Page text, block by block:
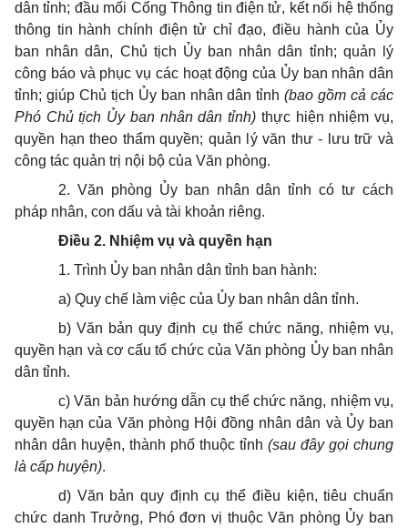
dân tỉnh; đầu mối Cổng Thông tin điện tử, kết nối hệ thống
thông tin hành chính điện tử chỉ đạo, điều hành của Ủy
ban nhân dân, Chủ tịch Ủy ban nhân dân tỉnh; quản lý
công báo và phục vụ các hoạt động của Ủy ban nhân dân
tỉnh; giúp Chủ tịch Ủy ban nhân dân tỉnh(bao gồm cả các
Phó Chủ tịch Ủy bannhân dân tỉnh) thực hiện nhiệm vụ,
quyền hạn theo thẩm quyền; quản lý văn thư - lưu trữ và
công tác quản trị nội bộ của Văn phòng.
2. Văn phòng Ủy ban nhân dân tỉnh có tư cách
pháp nhân, con dấu và tài khoản riêng.
Điều 2. Nhiệm vụ và quyền hạn
1. Trình Ủy ban nhân dân tỉnh ban hành:
a) Quy chế làm việc của Ủy ban nhân dân tỉnh.
b) Văn bản quy định cụ thể chức năng, nhiệm vụ,
quyền hạn và cơ cấu tổ chức của Văn phòng Ủy ban nhân
dân tỉnh.
c) Văn bản hướng dẫn cụ thể chức năng, nhiệm vụ,
quyền hạn của Văn phòng Hội đồng nhân dân và Ủy ban
nhân dân huyện, thành phố thuộc tỉnh (sau đây gọi chung
là cấp huyện).
d) Văn bản quy định cụ thể điều kiện, tiêu chuẩn
chức danh Trưởng, Phó đơn vị thuộc Văn phòng Ủy ban